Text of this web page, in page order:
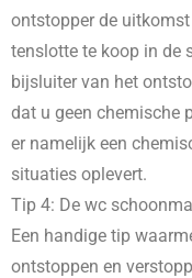
ontstopper de
tenslotte te koop in de
bijsluiter van het
dat u geen chemische
er namelijk een
situaties oplevert.
Tip 4: De wc
Een handige tip
ontstoppen en